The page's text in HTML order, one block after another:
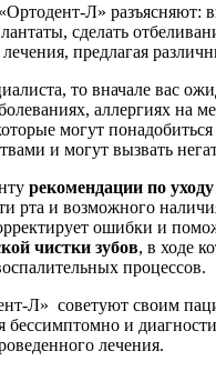
Л»
сделать
предлагая
то вначале вас
аллергиях
могут
и могут вызвать
рекомендации по
рта и возможного
ошибки и
чистки зубов, в ходе
процессов.
Л» советуют своим
бессимптомно и
лечения.